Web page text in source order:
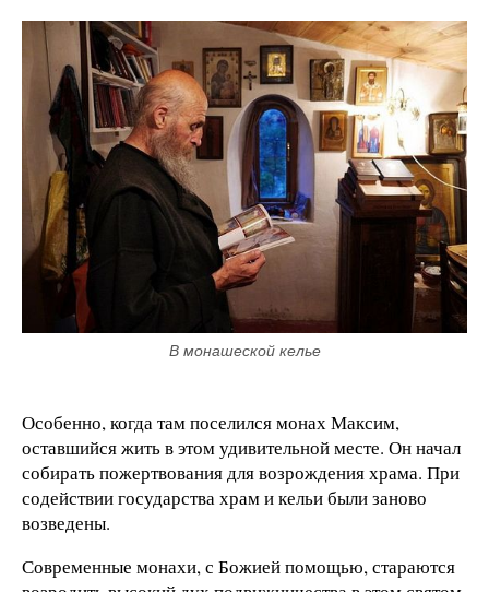
В монашеской келье
Особенно, когда там поселился монах Максим,
оставшийся жить в этом удивительной месте. Он начал
собирать пожертвования для возрождения храма. При
содействии государства храм и кельи были заново
возведены.
Современные монахи, с Божией помощью, стараются